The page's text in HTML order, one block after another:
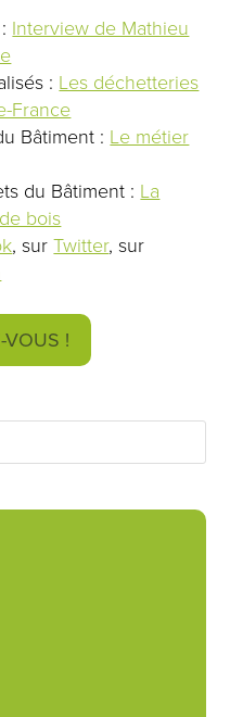
Interview de Mathieu
: Les déchetteries
France
Bâtiment : Le métier
du Bâtiment : La
bois
, surTwitter, sur
VOUS !